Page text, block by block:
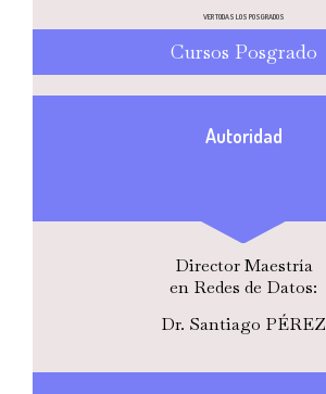
VER TODAS LOS POSGRADOS
Cursos Posgrado
Autoridad
Director Maestría
en Redes de Datos:
Dr. Santiago PÉREZ